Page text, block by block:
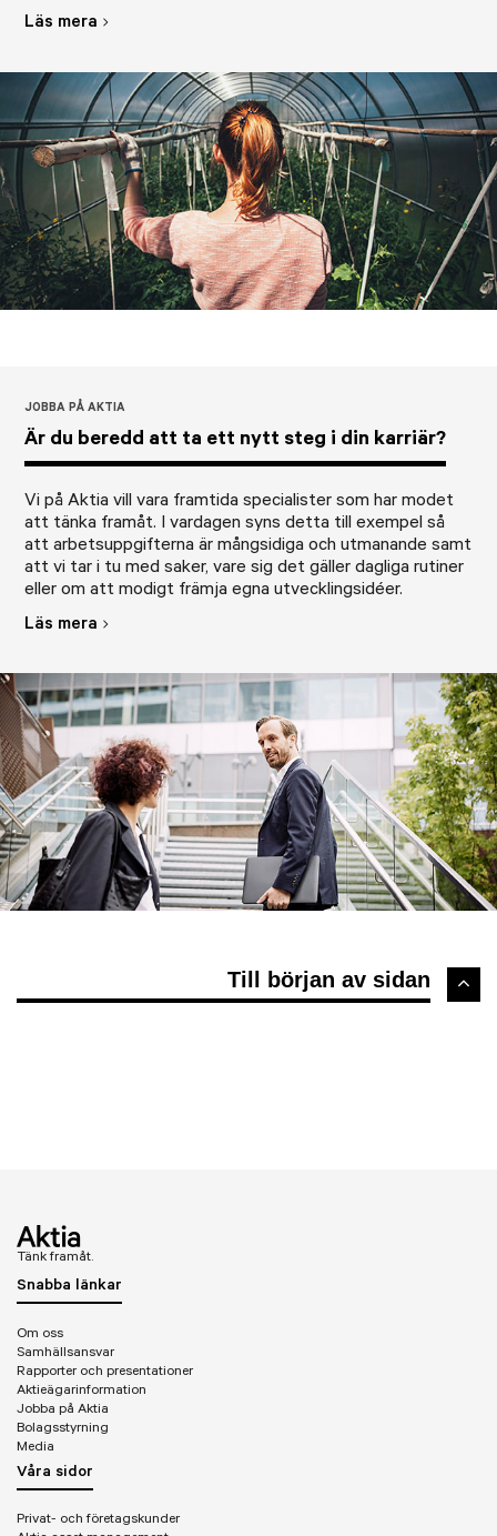
Läs mera
JOBBA PÅ AKTIA
Är du beredd att ta ett nytt steg i din karriär?
Vi på Aktia vill vara framtida specialister som har modet
att tänka framåt. I vardagen syns detta till exempel så
att arbetsuppgifterna är mångsidiga och utmanande samt
att vi tar i tu med saker, vare sig det gäller dagliga rutiner
eller om att modigt främja egna utvecklingsidéer.
Läs mera
Till början av sidan
Tänk framåt.
Snabba länkar
Om oss
Samhällsansvar
Rapporter och presentationer
Aktieägarinformation
Jobba på Aktia
Bolagsstyrning
Media
Våra sidor
Privat- och företagskunder